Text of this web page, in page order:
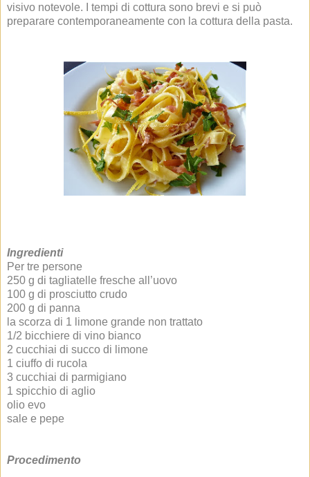
visivo notevole. I tempi di cottura sono brevi e si può
preparare contemporaneamente con la cottura della pasta.
Ingredienti
Per tre persone
250 g di tagliatelle fresche all’uovo
100 g di prosciutto crudo
200 g di panna
la scorza di 1 limone grande non trattato
1/2 bicchiere di vino bianco
2 cucchiai di succo di limone
1 ciuffo di rucola
3 cucchiai di parmigiano
1 spicchio di aglio
olio evo
sale e pepe
Procedimento